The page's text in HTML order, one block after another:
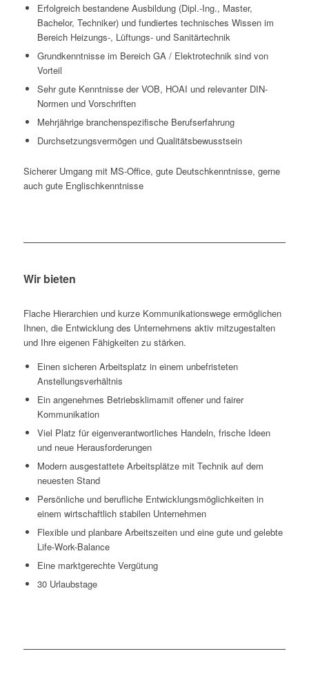
Erfolgreich bestandene Ausbildung (Dipl.-Ing., Master,
Bachelor, Techniker) und fundiertes technisches Wissen im
Bereich Heizungs-, Lüftungs- und Sanitärtechnik
Grundkenntnisse im Bereich GA / Elektrotechnik sind von
Vorteil
Sehr gute Kenntnisse der VOB, HOAI und relevanter DIN-
Normen und Vorschriften
Mehrjährige branchenspezifische Berufserfahrung
Durchsetzungsvermögen und Qualitätsbewusstsein
Sicherer Umgang mit MS-Office, gute Deutschkenntnisse, gerne
auch gute Englischkenntnisse
Wir bieten
Flache Hierarchien und kurze Kommunikationswege ermöglichen
Ihnen, die Entwicklung des Unternehmens aktiv mitzugestalten
und Ihre eigenen Fähigkeiten zu stärken.
Einen sicheren Arbeitsplatz in einem unbefristeten
Anstellungsverhältnis
Ein angenehmes Betriebsklimamit offener und fairer
Kommunikation
Viel Platz für eigenverantwortliches Handeln, frische Ideen
und neue Herausforderungen
Modern ausgestattete Arbeitsplätze mit Technik auf dem
neuesten Stand
Persönliche und berufliche Entwicklungsmöglichkeiten in
einem wirtschaftlich stabilen Unternehmen
Flexible und planbare Arbeitszeiten und eine gute und gelebte
Life-Work-Balance
Eine marktgerechte Vergütung
30 Urlaubstage